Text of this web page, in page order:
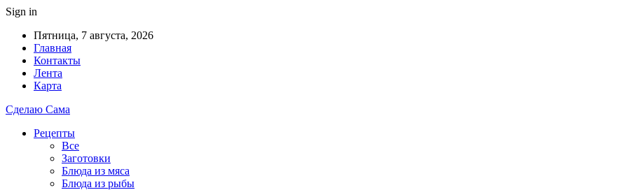
Sign in
Пятница, 7 августа, 2026
Главная
Контакты
Лента
Карта
Сделаю Сама
Рецепты
Все
Заготовки
Блюда из мяса
Блюда из рыбы